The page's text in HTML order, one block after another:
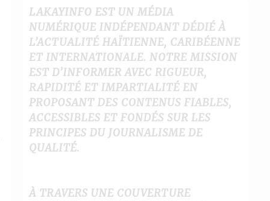
LAKAYINFO EST UN MÉDIA
NUMÉRIQUE INDÉPENDANT DÉDIÉ À
L’ACTUALITÉ HAÏTIENNE, CARIBÉENNE
ET INTERNATIONALE. NOTRE MISSION
EST D’INFORMER AVEC RIGUEUR,
RAPIDITÉ ET IMPARTIALITÉ EN
PROPOSANT DES CONTENUS FIABLES,
ACCESSIBLES ET FONDÉS SUR LES
PRINCIPES DU JOURNALISME DE
QUALITÉ.
À TRAVERS UNE COUVERTURE